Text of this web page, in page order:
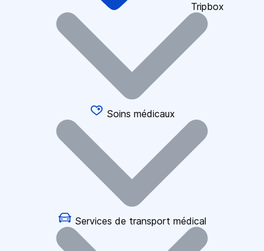
Tripbox
Soins médicaux
Services de transport médical